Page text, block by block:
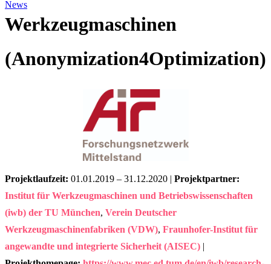
News
Werkzeugmaschinen
(Anonymization4Optimization)
Projektlaufzeit: 01.01.2019 – 31.12.2020 | Projektpartner:
Institut für Werkzeugmaschinen und Betriebswissenschaften
(iwb) der TU München, Verein Deutscher
Werkzeugmaschinenfabriken (VDW), Fraunhofer-Institut für
angewandte und integrierte Sicherheit (AISEC) |